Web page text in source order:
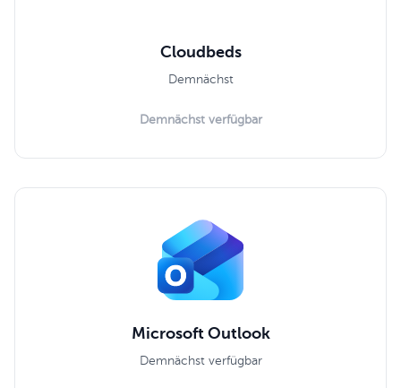
Cloudbeds
Demnächst
Demnächst verfügbar
Microsoft Outlook
Demnächst verfügbar